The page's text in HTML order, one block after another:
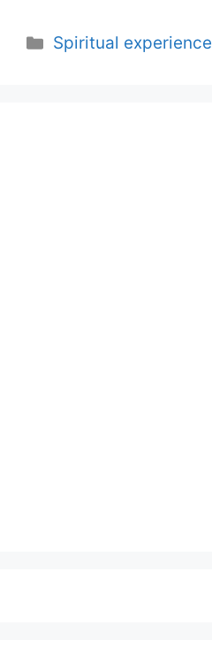
Categories
Spiritual experience